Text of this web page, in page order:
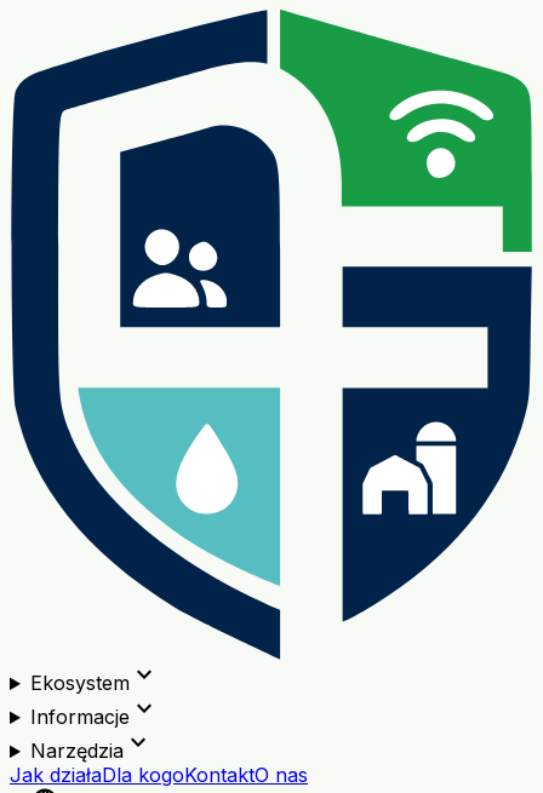
Ekosystemexpand_more
Informacjeexpand_more
Narzędziaexpand_more
Jak działaDla kogoKontaktO nas